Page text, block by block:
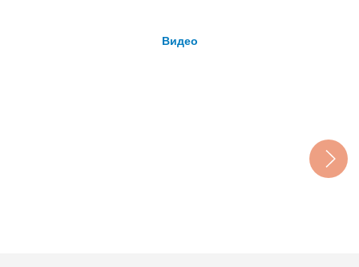
Видео